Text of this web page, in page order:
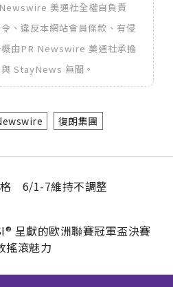
美通社全權自負責
、違反本網站會員條款、有侵
概由PR Newswire 美通社承擔
StayNews 無關。
復朗集團
6/1-7維持不調整
呈獻的歐洲聯賽冠軍盃決賽
搖滾魅力